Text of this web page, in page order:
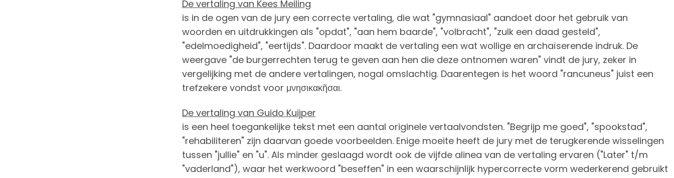
De vertaling van Kees Meiling
is in de ogen van de jury een correcte vertaling, die wat "gymnasiaal" aandoet door het gebruik van
woorden en uitdrukkingen als "opdat", "aan hem baarde", "volbracht", "zulk een daad gesteld",
"edelmoedigheid", "eertijds". Daardoor maakt de vertaling een wat wollige en archaïserende indruk. De
weergave "de burgerrechten terug te geven aan hen die deze ontnomen waren" vindt de jury, zeker in
vergelijking met de andere vertalingen, nogal omslachtig. Daarentegen is het woord "rancuneus" juist een
trefzekere vondst voor μνησικακῆσαι.
De vertaling van Guido Kuijper
is een heel toegankelijke tekst met een aantal originele vertaalvondsten. "Begrijp me goed", "spookstad",
"rehabiliteren" zijn daarvan goede voorbeelden. Enige moeite heeft de jury met de terugkerende wisselingen
tussen "jullie" en "u". Als minder geslaagd wordt ook de vijfde alinea van de vertaling ervaren ("Later" t/m
"vaderland"), waar het werkwoord "beseffen" in een waarschijnlijk hypercorrecte vorm wederkerend gebruikt